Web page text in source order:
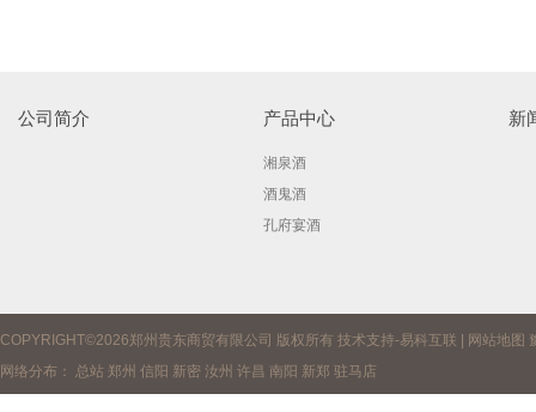
公司简介 产品中心
湘泉酒
酒鬼酒
孔府宴酒
新
COPYRIGHT©2026郑州贵东商贸有限公司 版权所有 技术支持-易科互联 网站地图
网络分布： 总站 郑州 信阳 新密 汝州 许昌 南阳 新郑 驻马店